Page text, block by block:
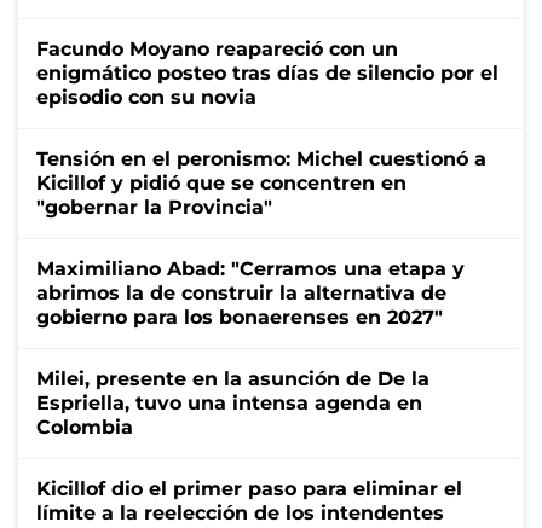
Facundo Moyano reapareció con un
enigmático posteo tras días de silencio por el
episodio con su novia
Tensión en el peronismo: Michel cuestionó a
Kicillof y pidió que se concentren en
"gobernar la Provincia"
Maximiliano Abad: "Cerramos una etapa y
abrimos la de construir la alternativa de
gobierno para los bonaerenses en 2027"
Milei, presente en la asunción de De la
Espriella, tuvo una intensa agenda en
Colombia
Kicillof dio el primer paso para eliminar el
límite a la reelección de los intendentes